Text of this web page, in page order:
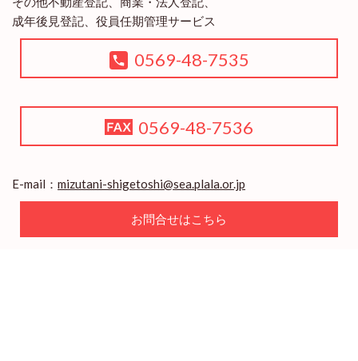
成年後見登記、役員任期管理サービス
0569-48-7535
0569-48-7536
E-mail： mizutani-shigetoshi@sea.plala.or.jp
お問合せはこちら